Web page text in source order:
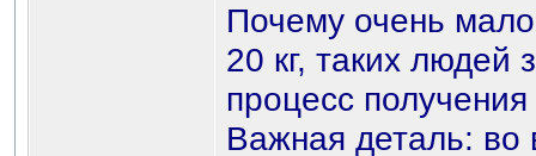
Почему очень
20 кг, таких людей
процесс получения
Важная деталь: во